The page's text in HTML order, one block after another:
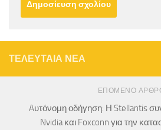
ΤΕΛΕΥΤΑΙΑ ΝΕΑ
ΕΠΌΜΕΝΟ
Aυτόνομη οδήγηση: Η Stellantis
Nvidia και Foxconn για την